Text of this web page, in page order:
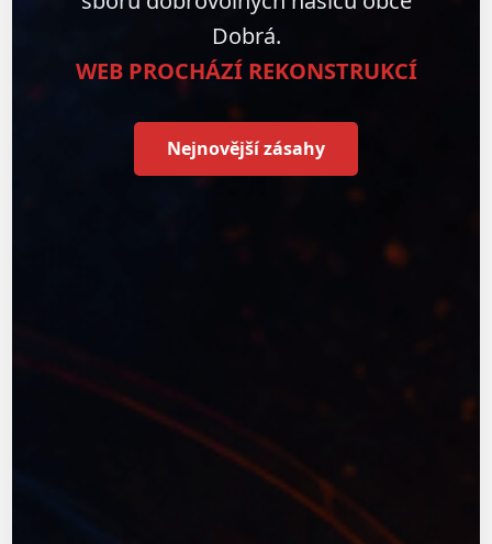
Dobrá.
WEB PROCHÁZÍ REKONSTRUKCÍ
Nejnovější zásahy